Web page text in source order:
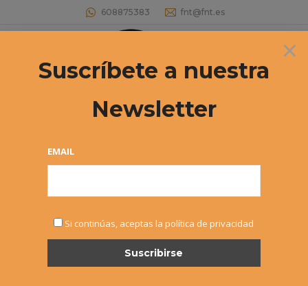
608875383 fnt@fnt.es
Buscar:
Archivos diarios:18 febrero, 2015
29º Circuito Cadete “El Corte
Inglés” T1 – Iñigo Suescun e Inés
×
Suscríbete a nuestra
Newsletter
EMAIL
Si continúas, aceptas la política de privacidad